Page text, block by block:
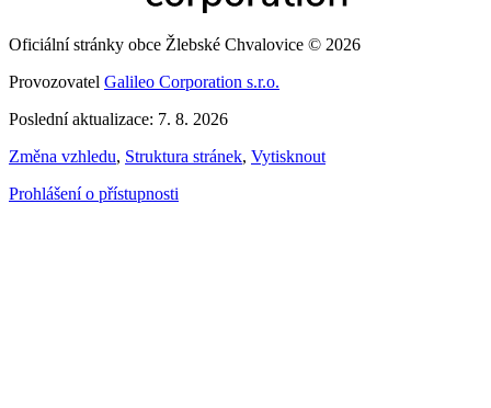
Oficiální stránky obce Žlebské Chvalovice © 2026
Provozovatel Galileo Corporation s.r.o.
Poslední aktualizace: 7. 8. 2026
Změna vzhledu, Struktura stránek, Vytisknout
Prohlášení o přístupnosti